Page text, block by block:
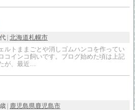
北海道札幌市
ルトままごとや消しゴムハンコを作ってい
コインコ飼いです。ブログ始めた頃は上記
が、最近…
鹿児島県 鹿児島市